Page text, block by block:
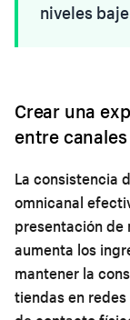
niveles
Crear una
entre canales
La consistencia
omnicanal
presentación de
aumenta los
mantener la
tiendas en